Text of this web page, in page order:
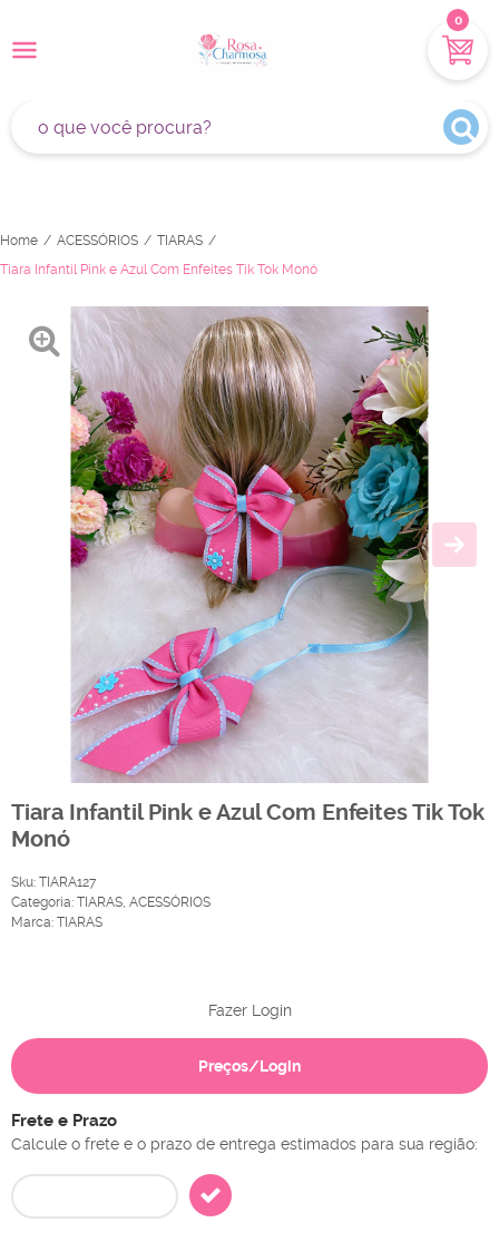
0
Home ACESSÓRIOS
TIARAS
Tiara Infantil Pink e Azul Com Enfeites Tik Tok Monó
Tiara Infantil Pink e Azul Com Enfeites Tik Tok
Monó
Sku: TIARA127
Categoria: TIARAS, ACESSÓRIOS
Marca: TIARAS
Fazer Login
Preços/Login
Frete e Prazo
Calcule o frete e o prazo de entrega estimados para sua região: